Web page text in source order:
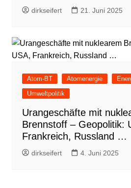
dirkseifert 21. Juni 2025
Atom-BT Atomenergie
Umweltpolitik
Urangeschäfte mit
Brennstoff – Geopolitik:
Frankreich, Russland …
dirkseifert 4. Juni 2025